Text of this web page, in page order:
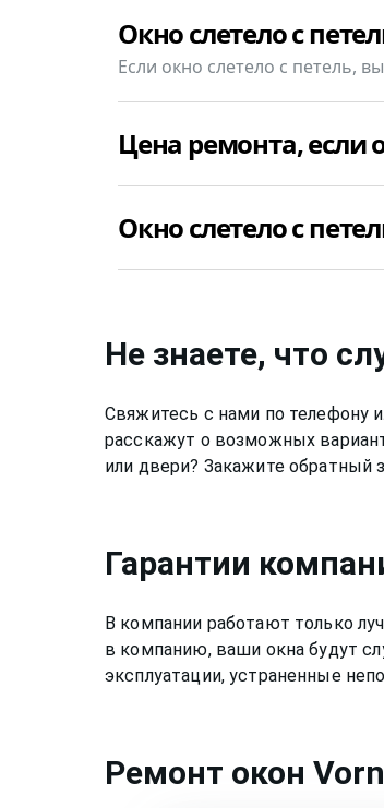
Окно слетело с
Если окно слетело с петель,
Позвоните +7(812)9563854 и
Vorne (ворне) недорого и
Цена ремонта, если
оконной створки и фурнитуры,
стоимость замены нижней
Окно слетело с
Не знаете, что
Свяжитесь с нами по телефону
расскажут о возможных
или двери? Закажите обратный
Гарантии
В компании работают только
в компанию, ваши окна будут
эксплуатации, устраненные
Ремонт окон